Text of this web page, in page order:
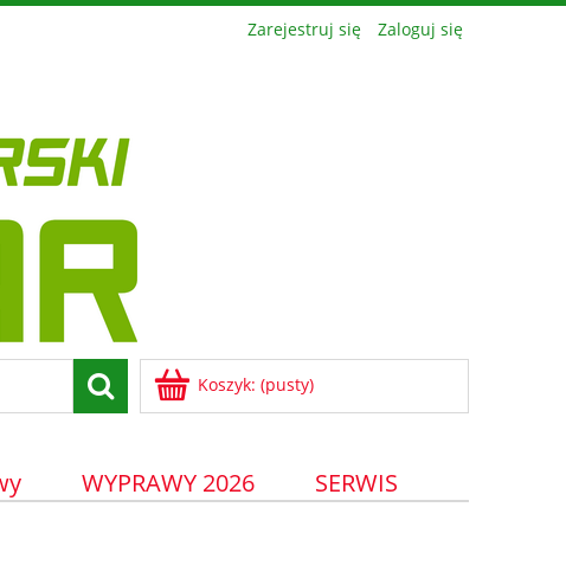
Zarejestruj się Zaloguj się
Koszyk: (pusty)
WYPRAWY 2026
SERWIS